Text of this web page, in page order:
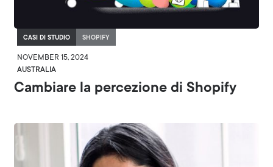
CASI DI STUDIO SHOPIFY
NOVEMBER 15, 2024
AUSTRALIA
Cambiare la percezione di Shopify